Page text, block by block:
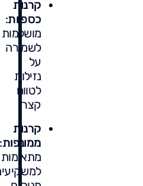
קרנות
כספיות:
מושלמות
לשמירה
על
נזילות
לטווח
קצר.
קרנות
ממונפות:
מתאימות